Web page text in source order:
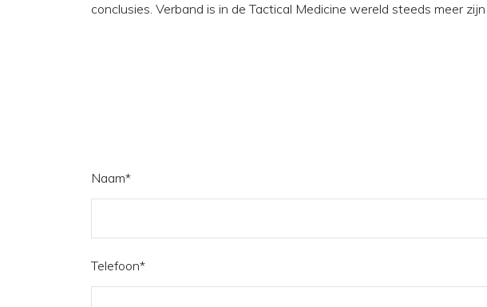
conclusies. Verband is in de Tactical Medicine wereld steeds meer
Naam*
Telefoon*